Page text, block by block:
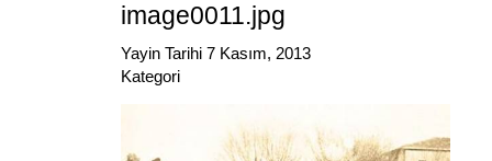
image0011.jpg
Yayin Tarihi 7 Kasım, 2013
Kategori